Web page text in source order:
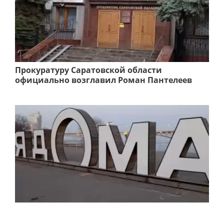
Прокуратуру Саратовской области
официально возглавил Роман Пантелеев